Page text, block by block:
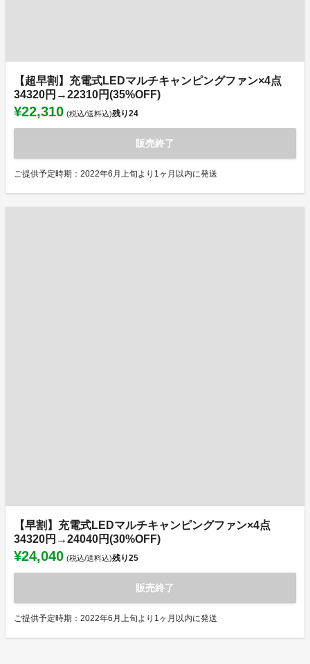
【超早割】充電式LEDマルチキャンピングファン×4点
34320円→22310円(35%OFF)
¥22,310 (税込/送料込)残り24
販売終了
ご提供予定時期：2022年6月上旬より1ヶ月以内に発送
【早割】充電式LEDマルチキャンピングファン×4点
34320円→24040円(30%OFF)
¥24,040 (税込/送料込)残り25
販売終了
ご提供予定時期：2022年6月上旬より1ヶ月以内に発送